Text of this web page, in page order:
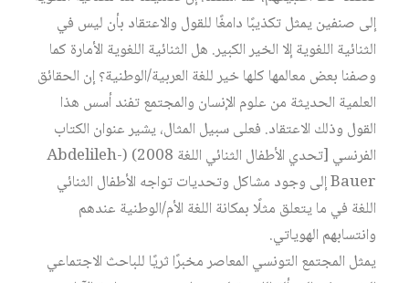
إلى صنفين يمثل تكذيبًا دامغًا للقول والاعتقاد بأن ليس في
الثنائية اللغوية إلا الخير الكبير. هل الثنائية اللغوية الأمارة كما
وصفنا بعض معالمها كلها خير للغة العربية/الوطنية؟ إن الحقائق
العلمية الحديثة من علوم الإنسان والمجتمع تفند أسس هذا
القول وذلك الاعتقاد. فعلى سبيل المثال، يشير عنوان الكتاب
الفرنسي [تحدي الأطفال الثنائي اللغة 2008) (Abdelileh-
Bauer إلى وجود مشاكل وتحديات تواجه الأطفال الثنائي
اللغة في ما يتعلق مثلًا بمكانة اللغة الأم/الوطنية عندهم
وانتسابهم الهوياتي.
يمثل المجتمع التونسي المعاصر مخبرًا ثريًا للباحث الاجتماعي